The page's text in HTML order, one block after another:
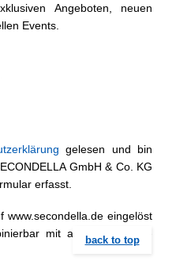
back to top
Angeboten, neuen
Events.
gelesen und bin
GmbH & Co. KG
erfasst.
www.secondella.de eingelöst
mit anderen Rabatt-